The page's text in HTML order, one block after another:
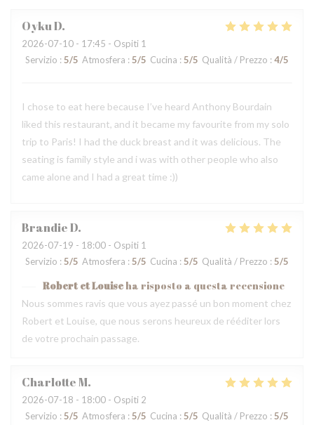
OykuD
2026-07-10 - 17:45 - Ospiti 1
Servizio : 5/5 Atmosfera : 5/5 Cucina : 5/5 Qualità / Prezzo : 4/5
I chose to eat here because I’ve heard Anthony Bourdain
liked this restaurant, and it became my favourite from my solo
trip to Paris! I had the duck breast and it was delicious. The
seating is family style and i was with other people who also
came alone and I had a great time :))
BrandieD
2026-07-19 - 18:00 - Ospiti 1
Servizio : 5/5 Atmosfera : 5/5 Cucina : 5/5 Qualità / Prezzo : 5/5
Robert et Louiseha risposto a questa recensione
Nous sommes ravis que vous ayez passé un bon moment chez
Robert et Louise, que nous serons heureux de rééditer lors
de votre prochain passage.
CharlotteM
2026-07-18 - 18:00 - Ospiti 2
Servizio : 5/5 Atmosfera : 5/5 Cucina : 5/5 Qualità / Prezzo : 5/5